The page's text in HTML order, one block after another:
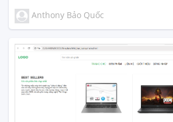
Anthony Bảo Quốc